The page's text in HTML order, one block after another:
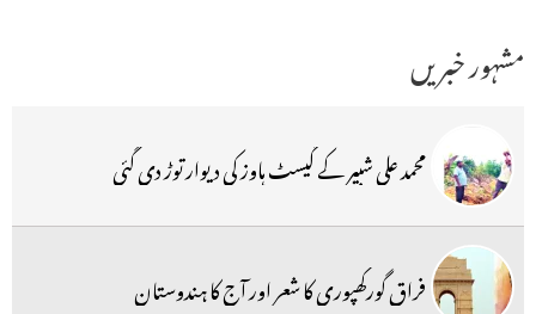
مشہور خبریں
محمد علی شبیر کے گیسٹ ہاوز کی دیوار توڑ دی گئی
فراق گورکھپوری کا شعر اور آج کا ہندوستان